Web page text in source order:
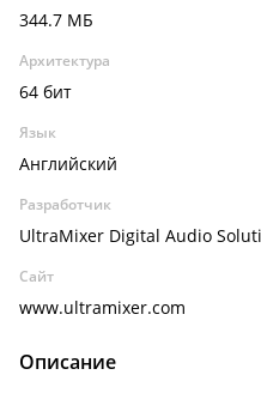
344.7 МБ
Архитектура
64 бит
Язык
Английский
Разработчик
UltraMixer Digital Audio
Сайт
www.ultramixer.com
Описание